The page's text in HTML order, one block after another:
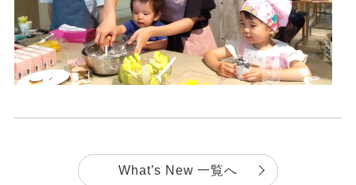
What’s New 一覧へ